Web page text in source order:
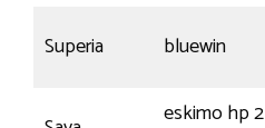
Superia bluewin
eskimo hp 2